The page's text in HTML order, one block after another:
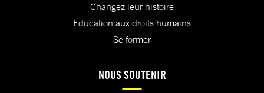
Changez leur histoire
Education aux droits humains
Se former
NOUS SOUTENIR